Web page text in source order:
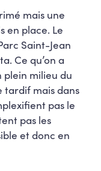
mais une
en place. Le
Saint-Jean
Ce qu’on a
plein milieu du
tardif mais dans
pas le
pas les
et donc en